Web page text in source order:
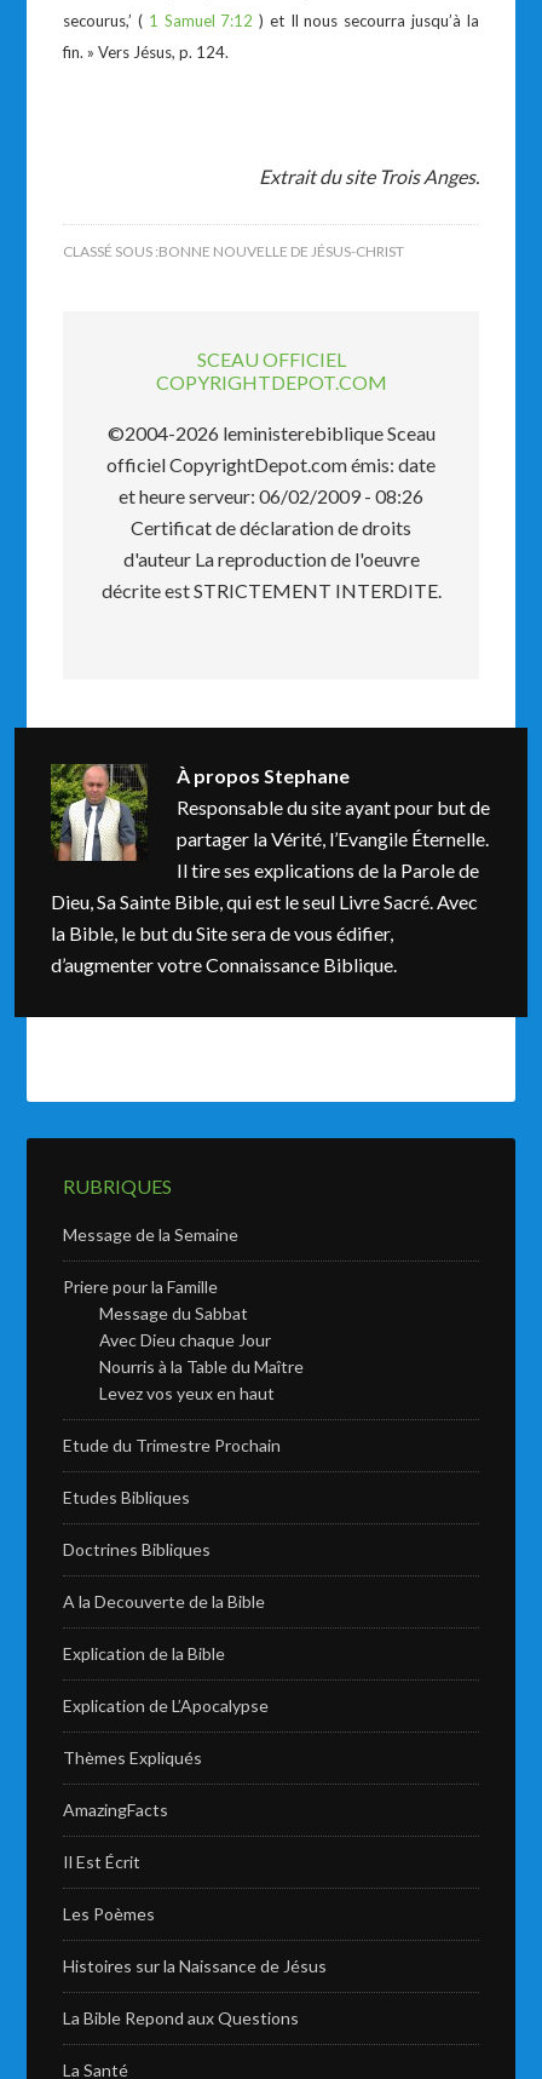
secourus,’ ( 1 Samuel 7:12 ) et Il nous secourra jusqu’à la
fin. » Vers Jésus, p. 124.
Extrait du site Trois Anges.
CLASSÉ SOUS :BONNE NOUVELLE DE JÉSUS-CHRIST
SCEAU OFFICIEL
COPYRIGHTDEPOT.COM
©2004-2026 leministerebiblique Sceau
officiel CopyrightDepot.com émis: date
et heure serveur: 06/02/2009 - 08:26
Certificat de déclaration de droits
d'auteur La reproduction de l'oeuvre
décrite est STRICTEMENT INTERDITE.
À proposStephane
Responsable du site ayant pour but de
partager la Vérité, l’Evangile Éternelle.
Il tire ses explications de la Parole de
Dieu, Sa Sainte Bible, qui est le seul Livre Sacré. Avec
la Bible, le but du Site sera de vous édifier,
d’augmenter votre Connaissance Biblique.
RUBRIQUES
Message de la Semaine
Priere pour la Famille
Message du Sabbat
Avec Dieu chaque Jour
Nourris à la Table du Maître
Levez vos yeux en haut
Etude du Trimestre Prochain
Etudes Bibliques
Doctrines Bibliques
A la Decouverte de la Bible
Explication de la Bible
Explication de L’Apocalypse
Thèmes Expliqués
AmazingFacts
Il Est Écrit
Les Poèmes
Histoires sur la Naissance de Jésus
La Bible Repond aux Questions
La Santé